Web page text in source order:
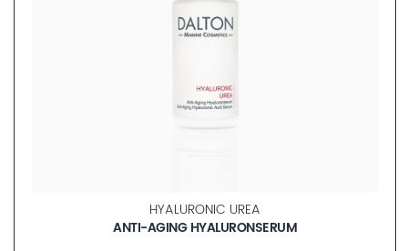
UNIVERSAL FACE CARE
GLÄTTENDES AUGENGEL